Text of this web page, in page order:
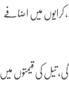
سفارش کی گئی ہے، کرایوں میں اضافے
سالانہ 67 کروڑ 21 لاکھ روپے آمدن ہو گی، تیل کی قیمتوں میں